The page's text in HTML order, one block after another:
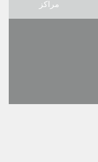
مراكز